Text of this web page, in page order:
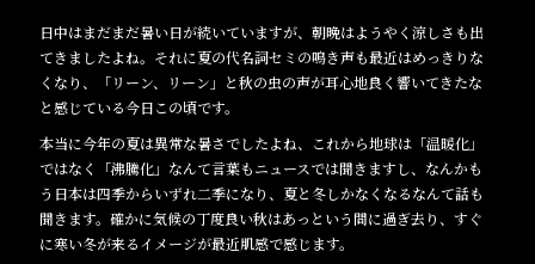
日中はまだまだ暑い日が続いていますが、朝晩はようやく涼しさも出
てきましたよね。それに夏の代名詞セミの鳴き声も最近はめっきりな
くなり、「リーン、リーン」と秋の虫の声が耳心地良く響いてきたな
と感じている今日この頃です。
本当に今年の夏は異常な暑さでしたよね、これから地球は「温暖化」
ではなく「沸騰化」なんて言葉もニュースでは聞きますし、なんかも
う日本は四季からいずれ二季になり、夏と冬しかなくなるなんて話も
聞きます。確かに気候の丁度良い秋はあっという間に過ぎ去り、すぐ
に寒い冬が来るイメージが最近肌感で感じます。